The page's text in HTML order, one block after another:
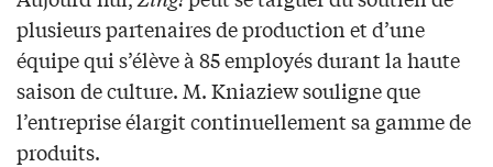
plusieurs partenaires de production et d’une
équipe qui s’élève à 85 employés durant la haute
saison de culture. M. Kniaziew souligne que
l’entreprise élargit continuellement sa gamme de
produits.